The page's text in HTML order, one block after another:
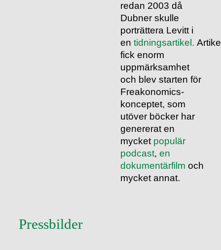
redan 2003 då
Dubner skulle
porträttera Levitt i
en tidningsartikel.
fick enorm
uppmärksamhet
och blev starten för
Freakonomics-
konceptet, som
utöver böcker har
genererat en
mycket populär
podcast, en
dokumentärfilm och
mycket annat.
Pressbilder